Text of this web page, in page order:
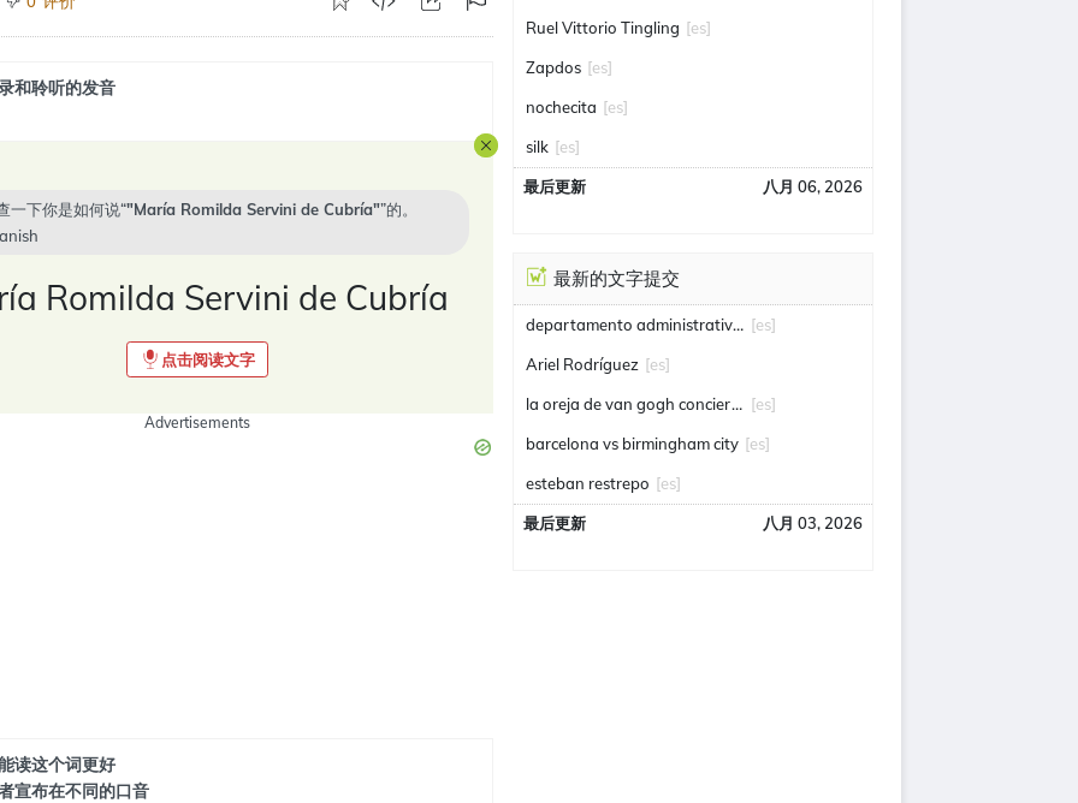
和聆听的发音
一下你是如何说“ María Romilda Servini de Cubría ”的。
Romilda Servini de Cubría
点击阅读文字
Advertisements
读这个词更好
宣布在不同的口音
Ruel Vittorio Tingling [es]
Zapdos [es]
nochecita [es]
silk [es]
最后更新 八月 06, 2026
最新的文字提交
departamento administrativo de seguridad [es]
Ariel Rodríguez [es]
la oreja de van gogh conciertos [es]
barcelona vs birmingham city [es]
esteban restrepo [es]
最后更新 八月 03, 2026